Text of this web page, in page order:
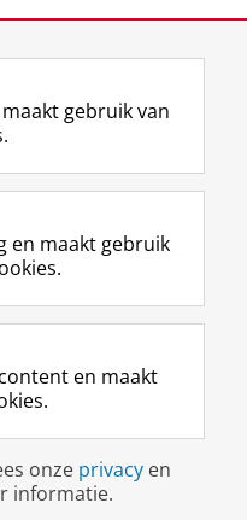
F
a
e
b
o
p
a
i
n
a
L
i
k
e
I
-
p
g
i
n
R
S
-
f
e
R
k
s
u
I
n
t
r
m
c
c
o
Y
o
T
e
k
a
a
gebruik van
en maakt gebruik
en maakt
onze privacy en
informatie.